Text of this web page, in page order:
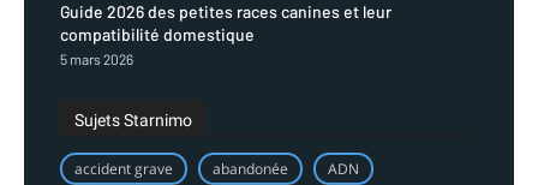
Guide 2026 des petites races canines et leur
compatibilité domestique
5 mars 2026
Sujets Starnimo
accident grave abandonée ADN